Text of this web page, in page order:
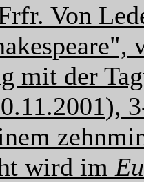
Von
mit der
wird im